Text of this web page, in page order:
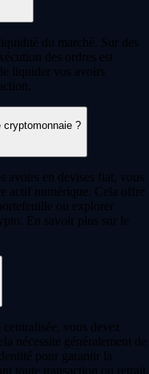
du marché. Sur des
des ordres est
liquider vos avoirs
cryptomonnaie ?
avoirs en devises fiat, vous
actif numérique. Cela offre
ou explorer
En savoir plus sur le
vous devez
nécessite généralement de
pour garantir la
toute transaction ou retrait.